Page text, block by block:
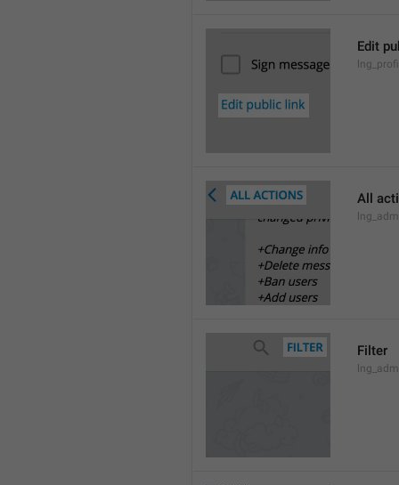
Edit
All
Filter